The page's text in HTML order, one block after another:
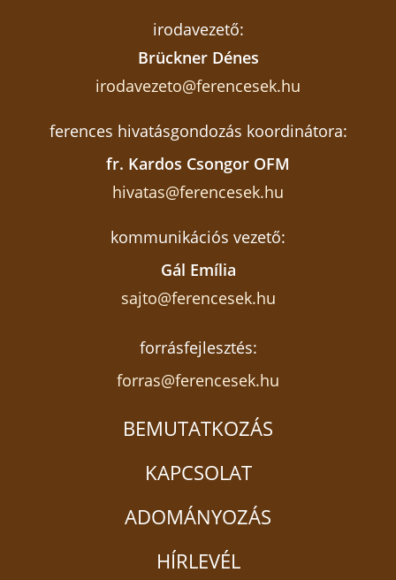
irodavezető:
Brückner Dénes
irodavezeto@ferencesek.hu
ferences hivatásgondozás koordinátora:
fr. Kardos Csongor OFM
hivatas@ferencesek.hu
kommunikációs vezető:
Gál Emília
sajto@ferencesek.hu
forrásfejlesztés:
forras@ferencesek.hu
BEMUTATKOZÁS
KAPCSOLAT
ADOMÁNYOZÁS
HÍRLEVÉL